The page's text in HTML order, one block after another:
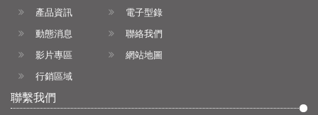
產品資訊
動態消息
影片專區
行銷區域
電子型錄
聯絡我們
網站地圖
聯繫我們